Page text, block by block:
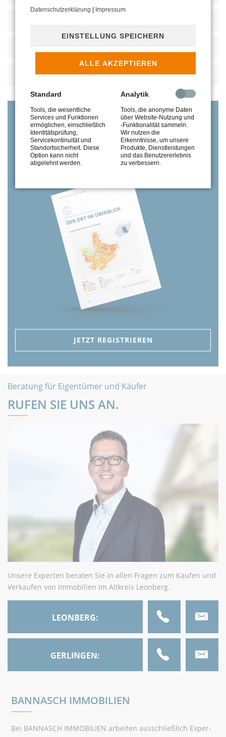
VERKEHR
Kostenlose Anmeldung
LESEN SIE ALLE INFORMATIONEN
IM MARKTBERICHT 2020
JETZT REGISTRIEREN
Beratung für Eigentümer und Käufer
RUFEN SIE UNS AN.
Unsere Experten beraten Sie in allen Fragen zum Kaufen und
Verkaufen von Immobilien im Altkreis Leonberg.
LEONBERG:
GERLINGEN:
BANNASCH IMMOBILIEN
Bei BANNASCH IMMOBILIEN arbeiten ausschließlich Exper­
Datenschutzerklärung
Impressum
EINSTELLUNG SPEICHERN
ALLE AKZEPTIEREN
Standard
Tools, die wesentliche
Services und Funktionen
ermöglichen, einschließlich
Identitätsprüfung,
Servicekontinuität und
Standortsicherheit. Diese
Option kann nicht
abgelehnt werden.
Analytik
Tools, die anonyme Daten
über Website-Nutzung und
-Funktionalität sammeln.
Wir nutzen die
Erkenntnisse, um unsere
Produkte, Dienstleistungen
und das Benutzererlebnis
zu verbessern.